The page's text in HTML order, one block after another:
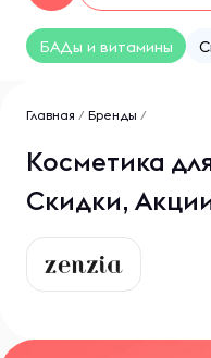
БАДы и витамины
Главная / Бренды /
Косметика
Скидки,